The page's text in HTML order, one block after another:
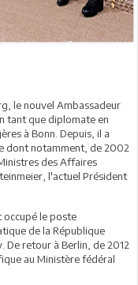
le nouvel Ambassadeur
tant que diplomate en
à Bonn. Depuis, il a
dont notamment, de 2002
des Affaires
l'actuel Président
occupé le poste
de la République
De retour à Berlin, de 2012
au Ministère fédéral